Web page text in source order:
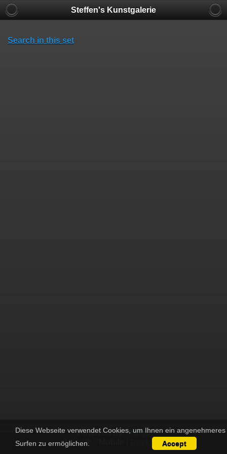
Steffen's Kunstgalerie
Search in this set
Diese Webseite verwendet Cookies, um Ihnen ein angenehmeres
Surfen zu ermöglichen.
Accept
Powered byPiwigo
View in :